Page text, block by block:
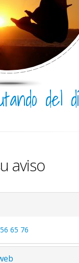
del
aviso
65 76